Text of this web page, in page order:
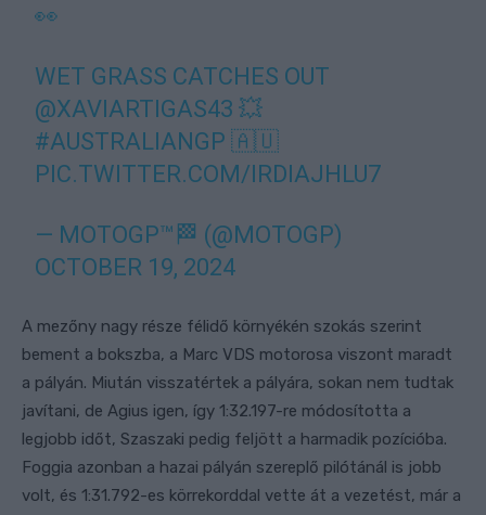
👀
WET GRASS CATCHES OUT
@XAVIARTIGAS43 💥
#AUSTRALIANGP 🇦🇺
PIC.TWITTER.COM/IRDIAJHLU7
— MOTOGP™🏁 (@MOTOGP)
OCTOBER 19, 2024
A mezőny nagy része félidő környékén szokás szerint
bement a bokszba, a Marc VDS motorosa viszont maradt
a pályán. Miután visszatértek a pályára, sokan nem tudtak
javítani, de Agius igen, így 1:32.197-re módosította a
legjobb időt, Szaszaki pedig feljött a harmadik pozícióba.
Foggia azonban a hazai pályán szereplő pilótánál is jobb
volt, és 1:31.792-es körrekorddal vette át a vezetést, már a